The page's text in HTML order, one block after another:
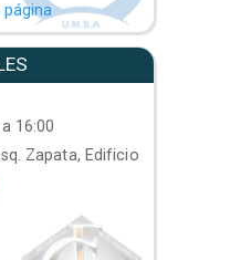
página
16:00
Zapata, Edificio